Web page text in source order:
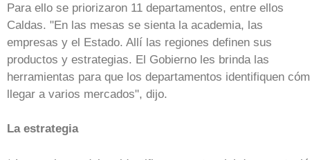
Para ello se priorizaron 11 departamentos, entre ellos
Caldas. "En las mesas se sienta la academia, las
empresas y el Estado. Allí las regiones definen sus
productos y estrategias. El Gobierno les brinda las
herramientas para que los departamentos identifiquen
llegar a varios mercados", dijo.
La estrategia